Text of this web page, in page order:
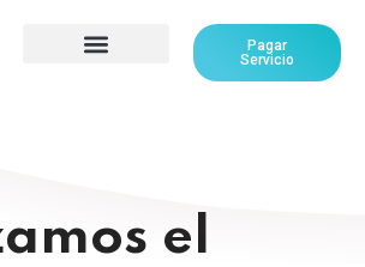
Pagar
Servicio
el